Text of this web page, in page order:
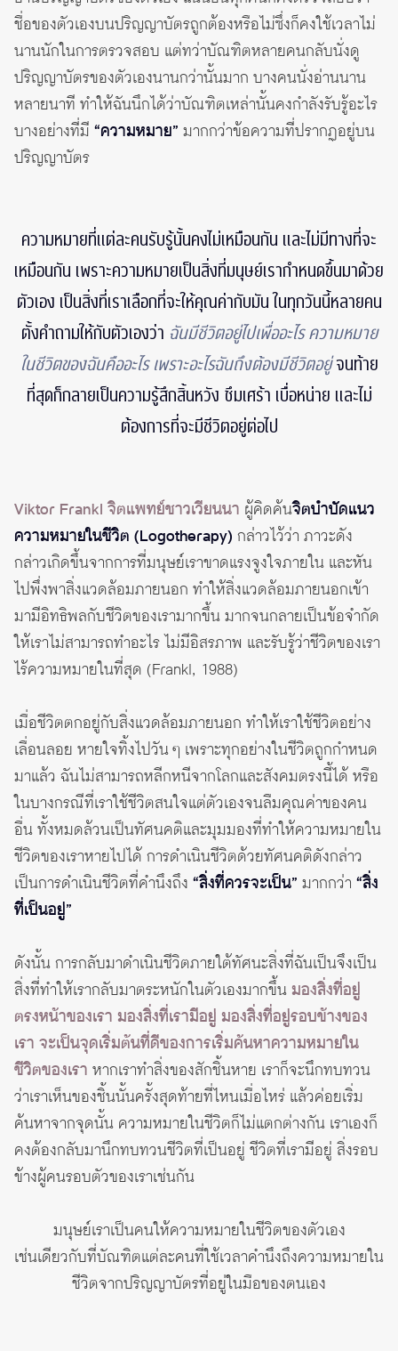
ชื่อของตัวเองบนปริญญาบัตรถูกต้องหรือไม่ซึ่งก็คงใช้เวลาไม่
นานนักในการตรวจสอบ แต่ทว่าบัณฑิตหลายคนกลับนั่งดู
ปริญญาบัตรของตัวเองนานกว่านั้นมาก บางคนนั่งอ่านนาน
หลายนาที ทำให้ฉันนึกได้ว่าบัณฑิตเหล่านั้นคงกำลังรับรู้อะไร
บางอย่างที่มี “ความหมาย” มากกว่าข้อความที่ปรากฏอยู่บน
ปริญญาบัตร
ความหมายที่แต่ละคนรับรู้นั้นคงไม่เหมือนกัน และไม่มีทางที่จะ
เหมือนกัน เพราะความหมายเป็นสิ่งที่มนุษย์เรากำหนดขึ้นมาด้วย
ตัวเอง เป็นสิ่งที่เราเลือกที่จะให้คุณค่ากับมัน ในทุกวันนี้หลายคน
ตั้งคำถามให้กับตัวเองว่า ฉันมีชีวิตอยู่ไปเพื่ออะไร ความหมาย
ในชีวิตของฉันคืออะไร เพราะอะไรฉันถึงต้องมีชีวิตอยู่ จนท้าย
ที่สุดก็กลายเป็นความรู้สึกสิ้นหวัง ซึมเศร้า เบื่อหน่าย และไม่
ต้องการที่จะมีชีวิตอยู่ต่อไป
Viktor Frankl จิตแพทย์ชาวเวียนนา ผู้คิดค้นจิตบำบัดแนว
ความหมายในชีวิต (Logotherapy) กล่าวไว้ว่า ภาวะดัง
กล่าวเกิดขึ้นจากการที่มนุษย์เราขาดแรงจูงใจภายใน และหัน
ไปพึ่งพาสิ่งแวดล้อมภายนอก ทำให้สิ่งแวดล้อมภายนอกเข้า
มามีอิทธิพลกับชีวิตของเรามากขึ้น มากจนกลายเป็นข้อจำกัด
ให้เราไม่สามารถทำอะไร ไม่มีอิสรภาพ และรับรู้ว่าชีวิตของเรา
ไร้ความหมายในที่สุด (Frankl, 1988)
เมื่อชีวิตตกอยู่กับสิ่งแวดล้อมภายนอก ทำให้เราใช้ชีวิตอย่าง
เลื่อนลอย หายใจทิ้งไปวัน ๆ เพราะทุกอย่างในชีวิตถูกกำหนด
มาแล้ว ฉันไม่สามารถหลีกหนีจากโลกและสังคมตรงนี้ได้ หรือ
ในบางกรณีที่เราใช้ชีวิตสนใจแต่ตัวเองจนลืมคุณค่าของคน
อื่น ทั้งหมดล้วนเป็นทัศนคติและมุมมองที่ทำให้ความหมายใน
ชีวิตของเราหายไปได้ การดำเนินชีวิตด้วยทัศนคติดังกล่าว
เป็นการดำเนินชีวิตที่คำนึงถึง “สิ่งที่ควรจะเป็น” มากกว่า “สิ่ง
ที่เป็นอยู่”
ดังนั้น การกลับมาดำเนินชีวิตภายใต้ทัศนะสิ่งที่ฉันเป็นจึงเป็น
สิ่งที่ทำให้เรากลับมาตระหนักในตัวเองมากขึ้นมองสิ่งที่อยู่
ตรงหน้าของเรา มองสิ่งที่เรามีอยู่ มองสิ่งที่อยู่รอบข้างของ
เรา จะเป็นจุดเริ่มต้นที่ดีของการเริ่มค้นหาความหมายใน
ชีวิตของเรา หากเราทำสิ่งของสักชิ้นหาย เราก็จะนึกทบทวน
ว่าเราเห็นของชิ้นนั้นครั้งสุดท้ายที่ไหนเมื่อไหร่ แล้วค่อยเริ่ม
ค้นหาจากจุดนั้น ความหมายในชีวิตก็ไม่แตกต่างกัน เราเองก็
คงต้องกลับมานึกทบทวนชีวิตที่เป็นอยู่ ชีวิตที่เรามีอยู่ สิ่งรอบ
ข้างผู้คนรอบตัวของเราเช่นกัน
มนุษย์เราเป็นคนให้ความหมายในชีวิตของตัวเอง
เช่นเดียวกับที่บัณฑิตแต่ละคนที่ใช้เวลาคำนึงถึงความหมายใน
ชีวิตจากปริญญาบัตรที่อยู่ในมือของตนเอง